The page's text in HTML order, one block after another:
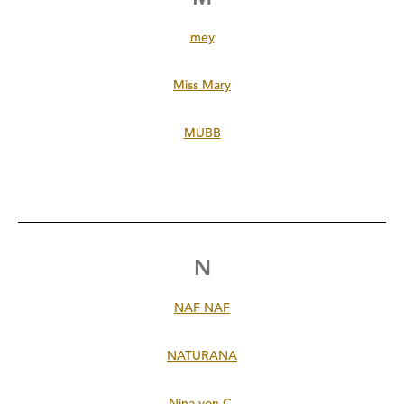
mey
Miss Mary
MUBB
N
NAF NAF
NATURANA